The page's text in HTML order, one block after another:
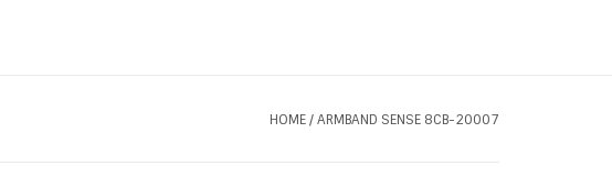
HOME/ARMBAND SENSE 8CB-20007